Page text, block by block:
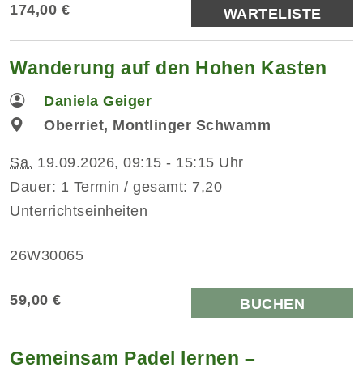
174,00 € WARTELISTE
Wanderung auf den Hohen Kasten
Daniela Geiger
Oberriet, Montlinger Schwamm
Sa. 19.09.2026, 09:15 - 15:15 Uhr
Dauer: 1 Termin / gesamt: 7,20
Unterrichtseinheiten
26W30065
59,00 € BUCHEN
Gemeinsam Padel lernen –